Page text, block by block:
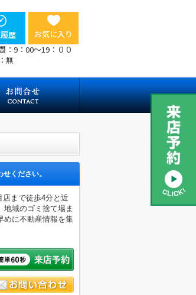
歴
お気に入り
：9：00～19：００
無
ください。
まで徒歩4分と近
域のゴミ捨て場ま
めに不動産情報を集